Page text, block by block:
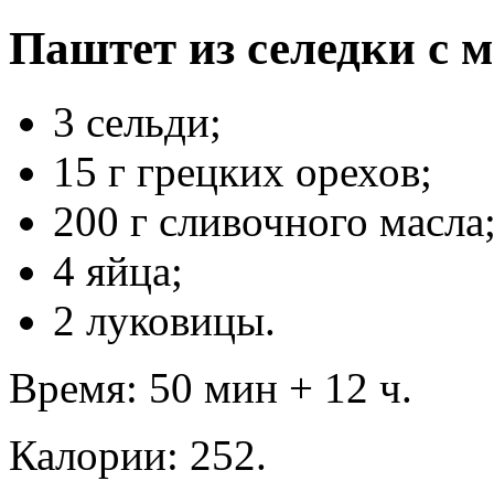
Паштет из селедки с
3 сельди;
15 г грецких орехов;
200 г сливочного
4 яйца;
2 луковицы.
Время: 50 мин + 12 ч.
Калории: 252.